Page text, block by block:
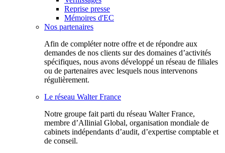
Reprise presse
Mémoires d'EC
Nos partenaires
Afin de compléter notre offre et de répondre aux
demandes de nos clients sur des domaines d’activités
spécifiques, nous avons développé un réseau de filiales
ou de partenaires avec lesquels nous intervenons
régulièrement.
Le réseau Walter France
Notr​e groupe fait parti du réseau Walter France,
membre d’Allinial Global, organisation mondiale de
cabinets indépendants d’audit, d’expertise comptable et
de conseil.